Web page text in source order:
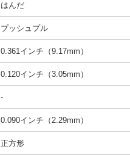
はんだ
プッシュプル
0.361インチ（9.17mm）
0.120インチ（3.05mm）
-
0.090インチ（2.29mm）
正方形